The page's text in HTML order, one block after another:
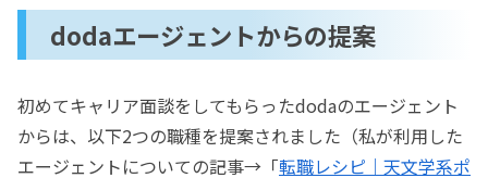
dodaエージェントからの提案
初めてキャリア面談をしてもらったdodaのエージェント
からは、以下2つの職種を提案されました（私が利用した
エージェントについての記事→「転職レシピ｜天文学系ポ